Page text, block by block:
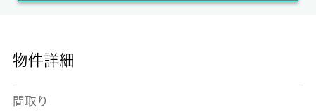
物件詳細
間取り